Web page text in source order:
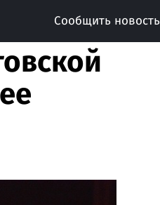
Сообщить новость